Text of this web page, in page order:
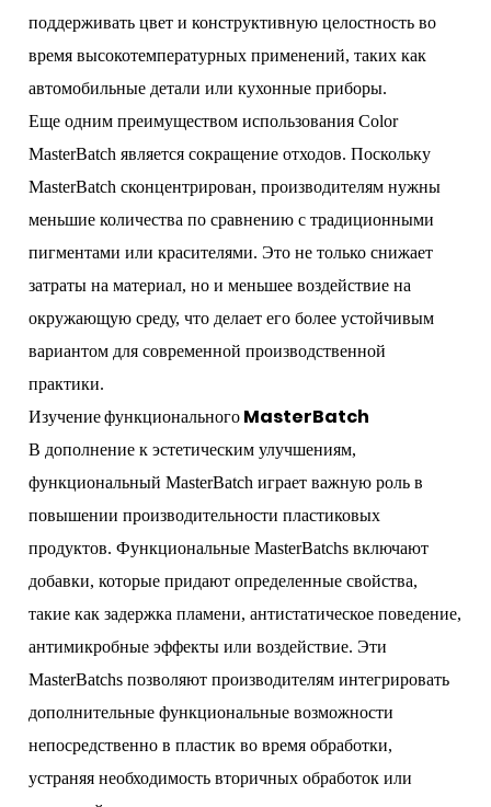
поддерживать цвет и конструктивную целостность во
время высокотемпературных применений, таких как
автомобильные детали или кухонные приборы.
Еще одним преимуществом использования Color
MasterBatch является сокращение отходов. Поскольку
MasterBatch сконцентрирован, производителям нужны
меньшие количества по сравнению с традиционными
пигментами или красителями. Это не только снижает
затраты на материал, но и меньшее воздействие на
окружающую среду, что делает его более устойчивым
вариантом для современной производственной
практики.
Изучение функционального MasterBatch
В дополнение к эстетическим улучшениям,
функциональный MasterBatch играет важную роль в
повышении производительности пластиковых
продуктов. Функциональные MasterBatchs включают
добавки, которые придают определенные свойства,
такие как задержка пламени, антистатическое поведение,
антимикробные эффекты или воздействие. Эти
MasterBatchs позволяют производителям интегрировать
дополнительные функциональные возможности
непосредственно в пластик во время обработки,
устраняя необходимость вторичных обработок или